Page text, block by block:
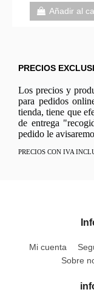
Añadir al
PRECIOS
Los precios y
para pedidos
tienda, tiene que
de entrega
pedido le
PRECIOS CON IVA
Mi cuenta
Sobre